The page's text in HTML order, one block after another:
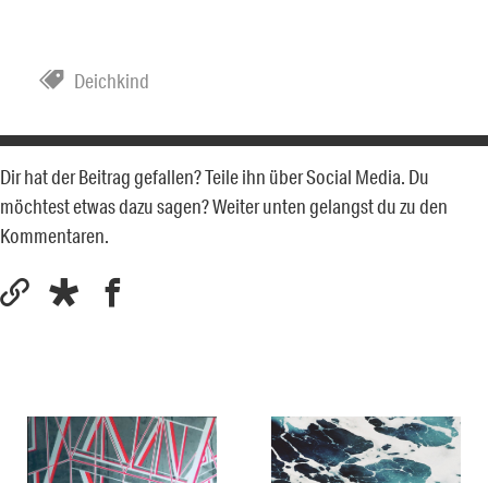
Deichkind
Dir hat der Beitrag gefallen? Teile ihn über Social Media. Du
möchtest etwas dazu sagen? Weiter unten gelangst du zu den
Kommentaren.